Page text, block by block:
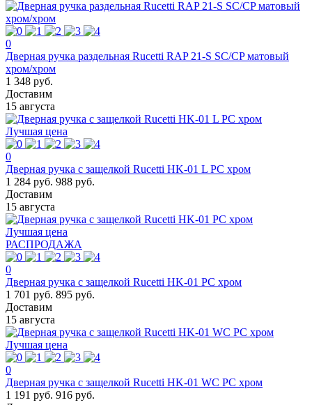
0
Дверная ручка раздельная Rucetti RAP 21-S SC/CP матовый
хром/хром
1 348 руб.
Доставим
15 августа
Лучшая цена
0
Дверная ручка с защелкой Rucetti HK-01 L PC хром
1 284 руб. 988 руб.
Доставим
15 августа
Лучшая цена
РАСПРОДАЖА
0
Дверная ручка с защелкой Rucetti HK-01 PC хром
1 701 руб. 895 руб.
Доставим
15 августа
Лучшая цена
0
Дверная ручка с защелкой Rucetti HK-01 WC PC хром
1 191 руб. 916 руб.